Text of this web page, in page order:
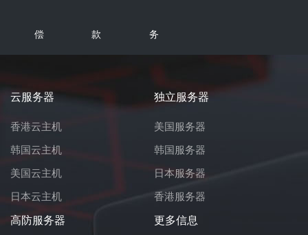
偿 款 务
云服务器
香港云主机
韩国云主机
美国云主机
日本云主机
独立服务器
美国服务器
韩国服务器
日本服务器
香港服务器
高防服务器 更多信息